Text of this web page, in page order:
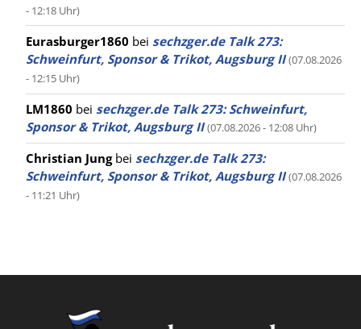
- 12:18 Uhr)
Eurasburger1860 bei sechzger.de Talk 273:
Schweinfurt, Sponsor & Trikot, Augsburg II (07.08.2026
- 12:15 Uhr)
LM1860 bei sechzger.de Talk 273: Schweinfurt,
Sponsor & Trikot, Augsburg II (07.08.2026 - 12:08 Uhr)
Christian Jungbei sechzger.de Talk 273:
Schweinfurt, Sponsor & Trikot, Augsburg II (07.08.2026
- 11:21 Uhr)